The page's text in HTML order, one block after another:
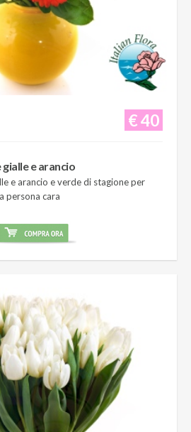
€ 40
e arancio
e arancio e verde di stagione per
persona cara